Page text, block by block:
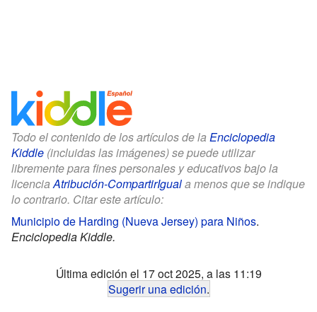
Todo el contenido de los artículos de la Enciclopedia
Kiddle (incluidas las imágenes) se puede utilizar
libremente para fines personales y educativos bajo la
licenciaAtribución-CompartirIguala menos que se indique
lo contrario. Citar este artículo:
Municipio de Harding (Nueva Jersey) para Niños.
Enciclopedia Kiddle.
Última edición el 17 oct 2025, a las 11:19
Sugerir una edición.